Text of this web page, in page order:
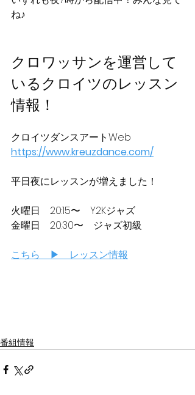
ね♪
クロワッサンを運営して
いるクロイツのレッスン
情報！
クロイツダンスアートWeb
https://www.kreuzdance.com/
平日夜にレッスンが増えました！
火曜日　20:15〜　Y2Kジャズ
金曜日　20:30〜　ジャズ初級
こちら　▶　レッスン情報
番組情報